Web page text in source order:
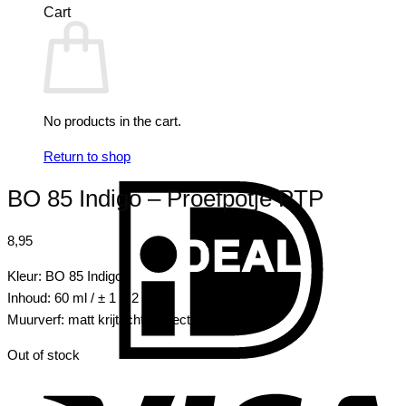
Cart
No products in the cart.
Return to shop
BO 85 Indigo – Proefpotje PTP
8,95
Kleur: BO 85 Indigo
Inhoud: 60 ml / ± 1 m2
Muurverf: matt krijtachtig effect
Out of stock